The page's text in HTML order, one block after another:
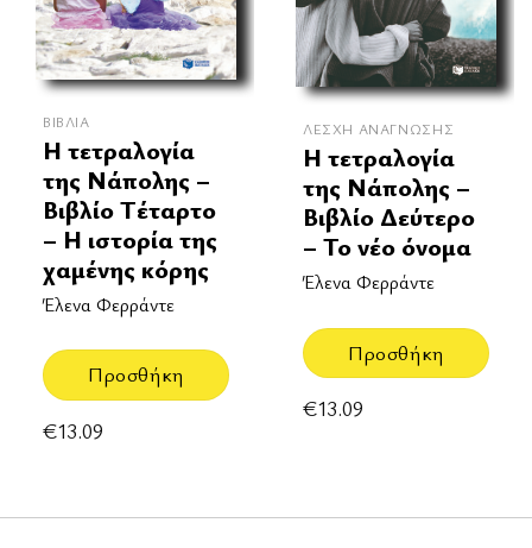
ΒΙΒΛΊΑ
Η τετραλογία
της Νάπολης –
Βιβλίο Τέταρτο
– Η ιστορία της
χαμένης κόρης
Έλενα Φερράντε
Προσθήκη
€13.09
ΛΈΣΧΗ ΑΝΆΓΝΩΣΗΣ
Η τετραλογία
της Νάπολης –
Βιβλίο Δεύτερο
– Το νέο όνομα
Έλενα Φερράντε
Προσθήκη
€13.09